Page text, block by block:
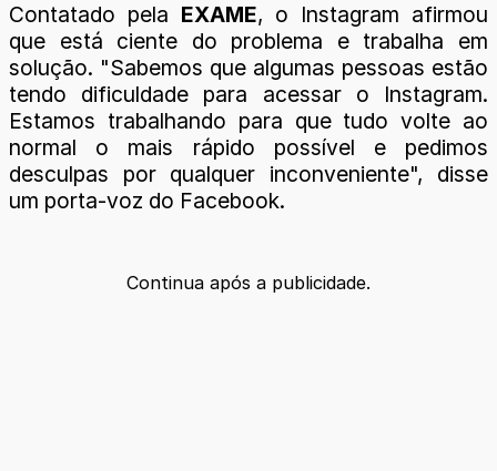
Contatado pela EXAME, o Instagram afirmou
que está ciente do problema e trabalha em
solução. "Sabemos que algumas pessoas estão
tendo dificuldade para acessar o Instagram.
Estamos trabalhando para que tudo volte ao
normal o mais rápido possível e pedimos
desculpas por qualquer inconveniente", disse
um porta-voz do Facebook.
Continua após a publicidade.